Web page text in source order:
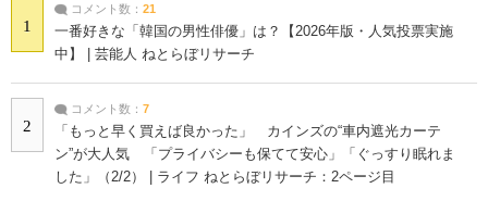
1
コメント数： 21
一番好きな「韓国の男性俳優」は？【2026年版・人気投票実施
中】 | 芸能人 ねとらぼリサーチ
2
コメント数： 7
「もっと早く買えば良かった」 カインズの“車内遮光カーテ
ン”が大人気 「プライバシーも保てて安心」「ぐっすり眠れま
した」（2/2） | ライフ ねとらぼリサーチ：2ページ目